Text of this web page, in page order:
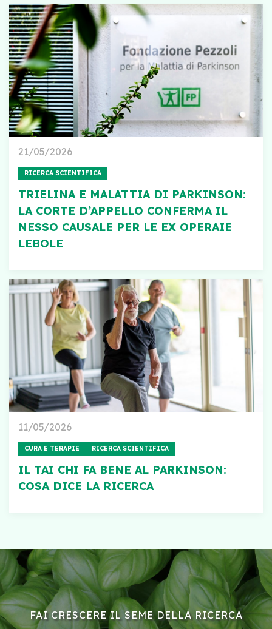
21/05/2026
RICERCA SCIENTIFICA
TRIELINA E MALATTIA DI PARKINSON:
LA CORTE D’APPELLO CONFERMA IL
NESSO CAUSALE PER LE EX OPERAIE
LEBOLE
11/05/2026
CURA E TERAPIE RICERCA SCIENTIFICA
IL TAI CHI FA BENE AL PARKINSON:
COSA DICE LA RICERCA
FAI CRESCERE IL SEME DELLA RICERCA